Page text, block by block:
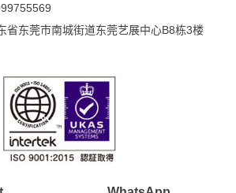
省东莞市南城街道东莞艺展中心B8栋3楼